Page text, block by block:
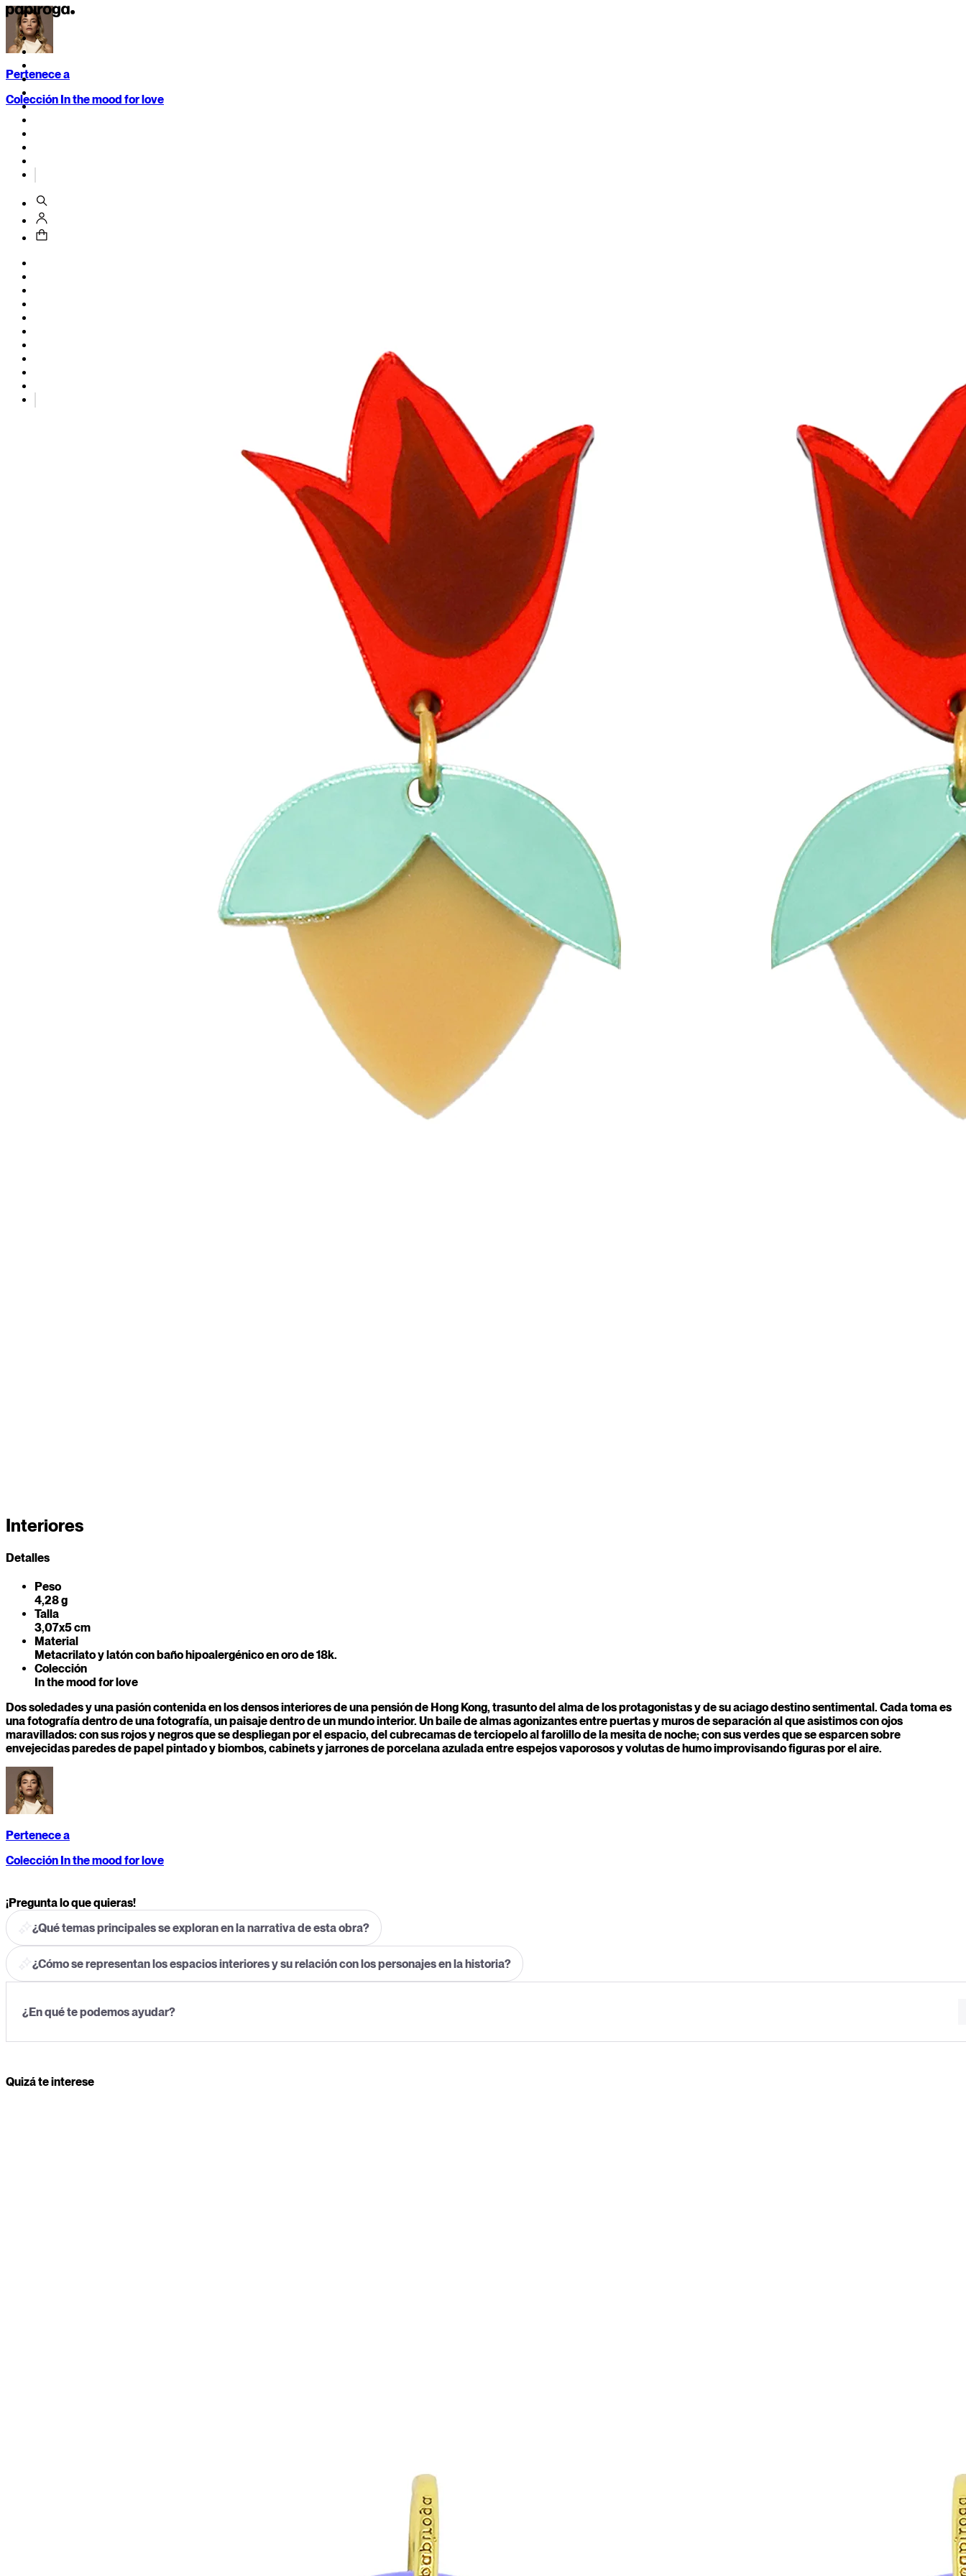
Pertenece a
Colección In the mood for love
Interiores
Detalles
Peso
4,28 g
Talla
3,07x5 cm
Material
Metacrilato y latón con baño hipoalergénico en oro de 18k.
Colección
In the mood for love
Dos soledades y una pasión contenida en los densos interiores de una pensión de Hong Kong, trasunto del alma de los protagonistas y de su aciago destino sentimental. Cada toma es
una fotografía dentro de una fotografía, un paisaje dentro de un mundo interior. Un baile de almas agonizantes entre puertas y muros de separación al que asistimos con ojos
maravillados: con sus rojos y negros que se despliegan por el espacio, del cubrecamas de terciopelo al farolillo de la mesita de noche; con sus verdes que se esparcen sobre
envejecidas paredes de papel pintado y biombos, cabinets y jarrones de porcelana azulada entre espejos vaporosos y volutas de humo improvisando figuras por el aire.
Pertenece a
Colección In the mood for love
¡Pregunta lo que quieras!
¿Qué temas principales se exploran en la narrativa de esta obra?
¿Cómo se representan los espacios interiores y su relación con los personajes en la historia?
Quizá te interese